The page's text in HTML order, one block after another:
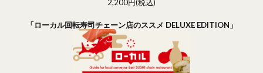
2,200円(税込)
「ローカル回転寿司チェーン店のススメ DELUXE EDITION」